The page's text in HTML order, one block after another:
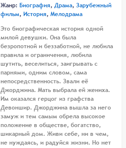
Жанр: Биография, Драма, Зарубежный
фильм, История, Мелодрама
Это биографическая история одной
милой девушки. Она была
безропотной и беззаботной, не любила
правила и ограничения, любила
шутить, веселиться, заигрывать с
парнями, одним словом, сама
непосредственность. Звали её
Джорджина. Мать выбрала ей жениха.
Им оказался герцог из графства
Девоншир. Джорджина вышла за него
замуж и тем самым обрела высокое
положение в обществе, богатство,
шикарный дом. Живи себе, ни в чем,
не нуждаясь, и радуйся жизни. Но нет